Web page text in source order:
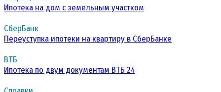
Ипотека на дом с земельным участком
СберБанк
Переуступка ипотеки на квартиру в СберБанке
ВТБ
Ипотека по двум документам ВТБ 24